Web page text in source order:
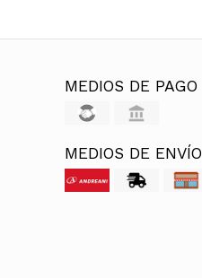
MEDIOS DE PAGO
MEDIOS DE ENVÍO